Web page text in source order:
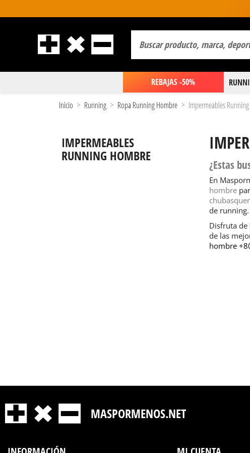
REBAJAS -50%
Inicio Running Ropa Running Hombre Impermeables
IMPERMEABLES
RUNNING HOMBRE
¿Estas
En
hombre
de running.
Disfruta
de las
hombre
MASPORMENOS.NET